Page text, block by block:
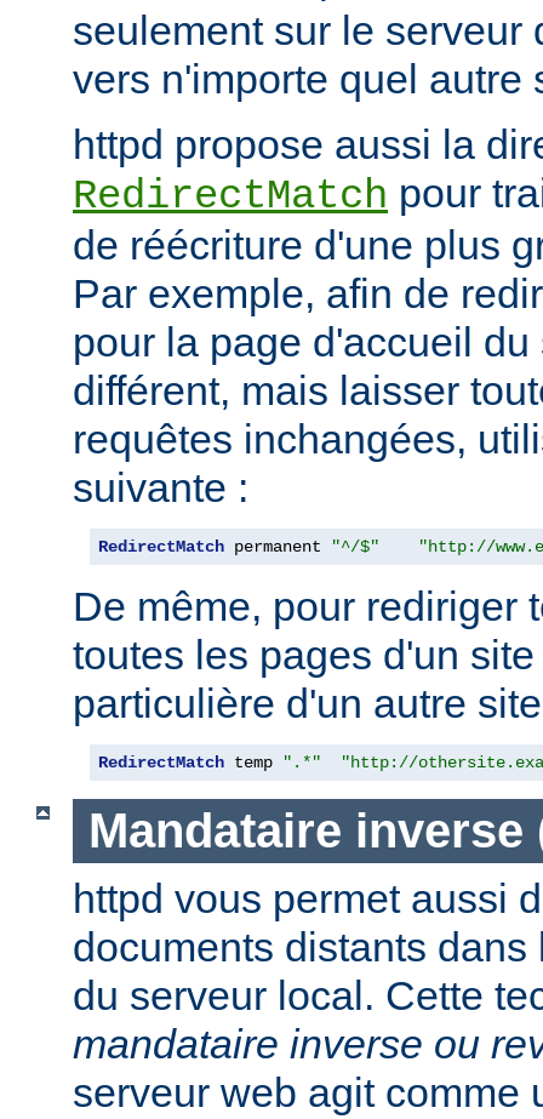
seulement sur le serveur
vers n'importe quel autre
httpd propose aussi la
RedirectMatch pour
de réécriture d'une plus
Par exemple, afin de
pour la page d'accueil
différent, mais laisser
requêtes inchangées,
suivante :
RedirectMatch permanent "^/$" "http://
De même, pour rediriger
toutes les pages d'un
particulière d'un autre
RedirectMatch temp ".*" "http://
Mandataire inverse
httpd vous permet aussi
documents distants
du serveur local. Cette
mandataire inverse ou
serveur web agit comme